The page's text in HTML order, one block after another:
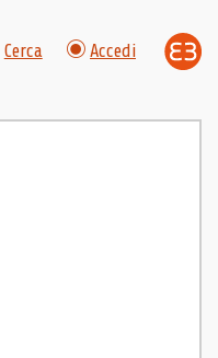
Cerca Accedi